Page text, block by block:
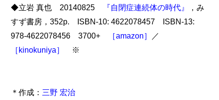
◆立岩 真也 20140825 『自閉症連続体の時代』
，み
すず書房，352p. ISBN-10: 4622078457 ISBN-13:
978-4622078456 3700+
［amazon］
／
［kinokuniya］
※
＊作成： 三野 宏治